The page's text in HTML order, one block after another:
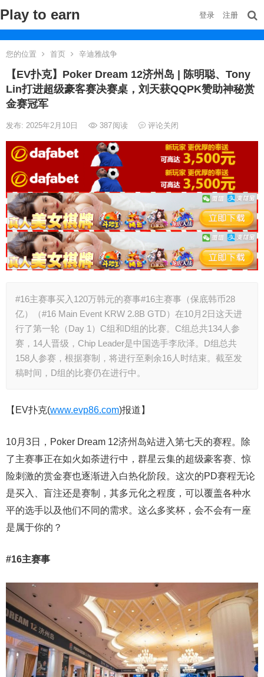
Play to earn 登录 注册
您的位置 首页 辛迪雅战争
【EV扑克】Poker Dream 12济州岛 | 陈明聪、Tony
Lin打进超级豪客赛决赛桌，刘天获QQPK赞助神秘赏
金赛冠军
发布: 2025年2月10日 387阅读 评论关闭
#16主赛事买入120万韩元的赛事#16主赛事（保底韩币28
亿）（#16 Main Event KRW 2.8B GTD）在10月2日这天进
行了第一轮（Day 1）C组和D组的比赛。C组总共134人参
赛，14人晋级，Chip Leader是中国选手李欣泽。D组总共
158人参赛，根据赛制，将进行至剩余16人时结束。截至发
稿时间，D组的比赛仍在进行中。
【EV扑克(www.evp86.com)报道】
10月3日，Poker Dream 12济州岛站进入第七天的赛程。除
了主赛事正在如火如荼进行中，群星云集的超级豪客赛、惊
险刺激的赏金赛也逐渐进入白热化阶段。这次的PD赛程无论
是买入、盲注还是赛制，其多元化之程度，可以覆盖各种水
平的选手以及他们不同的需求。这么多奖杯，会不会有一座
是属于你的？
#16主赛事